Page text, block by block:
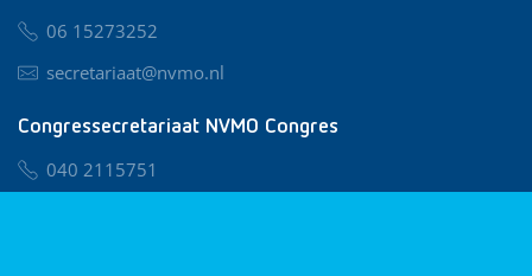
06 15273252
secretariaat@nvmo.nl
Congressecretariaat NVMO Congres
040 2115751